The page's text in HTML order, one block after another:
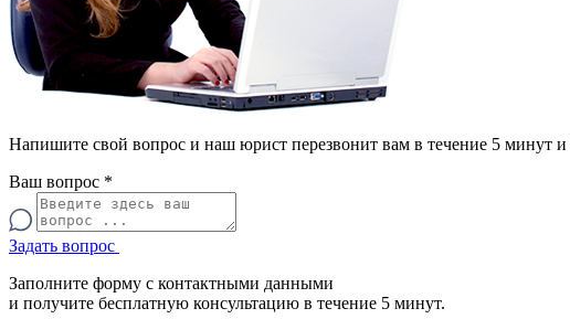
Напишите свой вопрос и наш юрист перезвонит вам в течение 5 минут и
Ваш вопрос *
Задать вопрос
Заполните форму с контактными данными
и получите бесплатную консультацию в течение 5 минут.